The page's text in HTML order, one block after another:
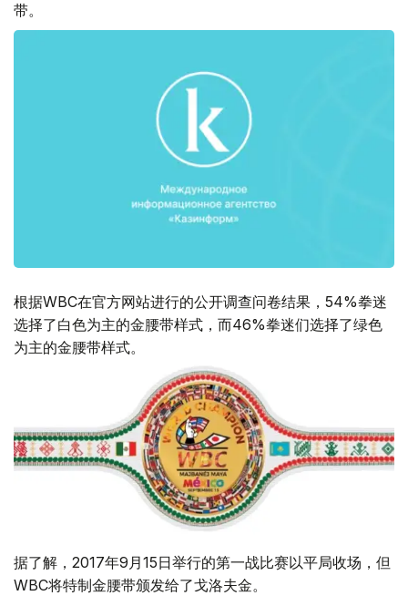
带。
根据WBC在官方网站进行的公开调查问卷结果，54%拳迷
选择了白色为主的金腰带样式，而46%拳迷们选择了绿色
为主的金腰带样式。
据了解，2017年9月15日举行的第一战比赛以平局收场，但
WBC将特制金腰带颁发给了戈洛夫金。